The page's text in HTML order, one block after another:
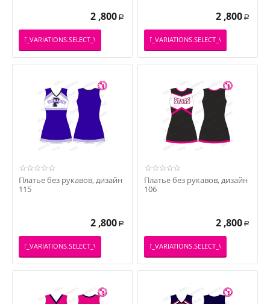
2 ,800 Р 2 ,800 Р
_PRODUCT_VARIATIONS.SELECT_VARIATION
Платье без рукавов, дизайн
115
2 ,800 Р
Платье без рукавов, дизайн
106
2 ,800 Р
_PRODUCT_VARIATIONS.SELECT_VARIATION